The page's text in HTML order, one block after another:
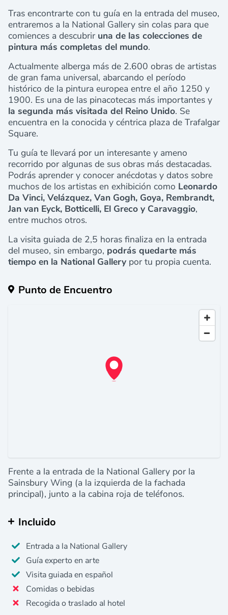
Tras encontrarte con tu guía en la entrada del museo,
entraremos a la National Gallery sin colas para que
comiences a descubrir una de las colecciones de
pintura más completas del mundo.
Actualmente alberga más de 2.600 obras de artistas
de gran fama universal, abarcando el período
histórico de la pintura europea entre el año 1250 y
1900. Es una de las pinacotecas más importantes y
la segunda más visitada del Reino Unido. Se
encuentra en la conocida y céntrica plaza de Trafalgar
Square.
Tu guía te llevará por un interesante y ameno
recorrido por algunas de sus obras más destacadas.
Podrás aprender y conocer anécdotas y datos sobre
muchos de los artistas en exhibición como Leonardo
Da Vinci, Velázquez, Van Gogh, Goya, Rembrandt,
Jan van Eyck, Botticelli, El Greco y Caravaggio,
entre muchos otros.
La visita guiada de 2,5 horas finaliza en la entrada
del museo, sin embargo, podrás quedarte más
tiempo en la National Gallery por tu propia cuenta.
Punto de Encuentro
Frente a la entrada de la National Gallery por la
Sainsbury Wing (a la izquierda de la fachada
principal), junto a la cabina roja de teléfonos.
Incluido
Entrada a la National Gallery
Guía experto en arte
Visita guiada en español
Comidas o bebidas
Recogida o traslado al hotel